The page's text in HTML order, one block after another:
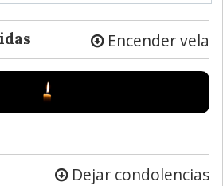
Encender vela
Dejar condolencias